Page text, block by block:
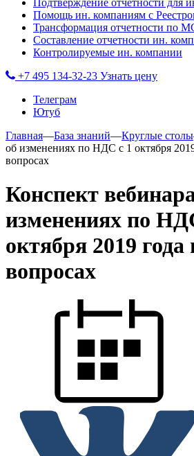
Подтверждение отчетности для
Помощь ин. компаниям с
Трансформация отчетности по
Составление отчетности ин.
Контролируемые ин. компании
+7 495 134-32-23 Узнать цену
Телеграм
Ютуб
Главная—База знаний—Круглые столы
об изменениях по НДС с 1 октября
вопросах
Конспект
изменениях по
октября 2019 года
вопросах